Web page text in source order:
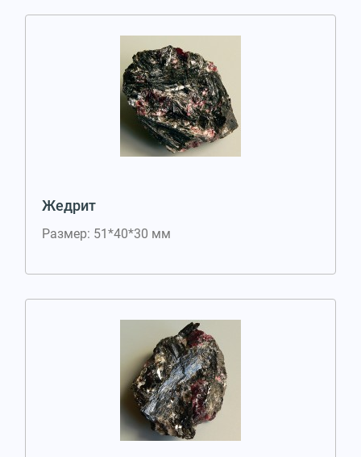
Жедрит
Размер: 51*40*30 мм